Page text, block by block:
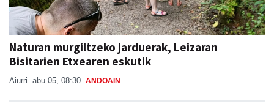
Naturan murgiltzeko jarduerak, Leizaran
Bisitarien Etxearen eskutik
Aiurri abu 05, 08:30 ANDOAIN